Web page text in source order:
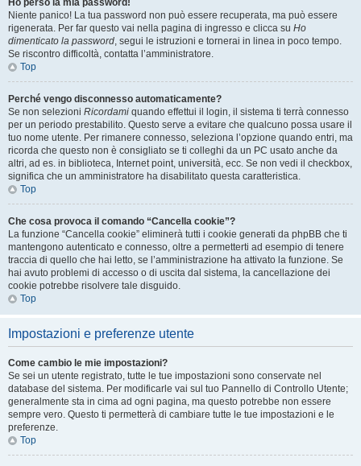
Ho perso la mia password!
Niente panico! La tua password non può essere recuperata, ma può essere
rigenerata. Per far questo vai nella pagina di ingresso e clicca su Ho
dimenticato la password, segui le istruzioni e tornerai in linea in poco tempo.
Se riscontro difficoltà, contatta l’amministratore.
Top
Perché vengo disconnesso automaticamente?
Se non selezioni Ricordami quando effettui il login, il sistema ti terrà connesso
per un periodo prestabilito. Questo serve a evitare che qualcuno possa usare il
tuo nome utente. Per rimanere connesso, seleziona l’opzione quando entri, ma
ricorda che questo non è consigliato se ti colleghi da un PC usato anche da
altri, ad es. in biblioteca, Internet point, università, ecc. Se non vedi il checkbox,
significa che un amministratore ha disabilitato questa caratteristica.
Top
Che cosa provoca il comando “Cancella cookie”?
La funzione “Cancella cookie” eliminerà tutti i cookie generati da phpBB che ti
mantengono autenticato e connesso, oltre a permetterti ad esempio di tenere
traccia di quello che hai letto, se l’amministrazione ha attivato la funzione. Se
hai avuto problemi di accesso o di uscita dal sistema, la cancellazione dei
cookie potrebbe risolvere tale disguido.
Top
Impostazioni e preferenze utente
Come cambio le mie impostazioni?
Se sei un utente registrato, tutte le tue impostazioni sono conservate nel
database del sistema. Per modificarle vai sul tuo Pannello di Controllo Utente;
generalmente sta in cima ad ogni pagina, ma questo potrebbe non essere
sempre vero. Questo ti permetterà di cambiare tutte le tue impostazioni e le
preferenze.
Top